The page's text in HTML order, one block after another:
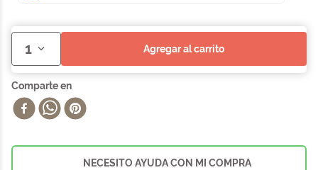
1 agregar al carrito
NECESITO AYUDA CON MI COMPRA